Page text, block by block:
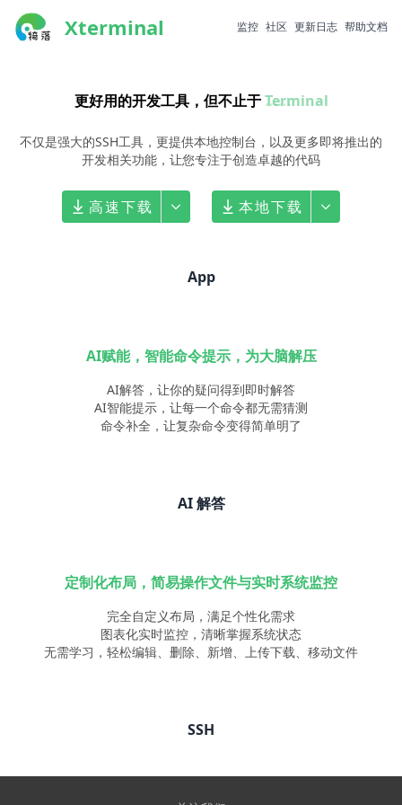
Xterminal 监控 社区 更新日志 帮助文档
更好用的开发工具，但不止于Terminal
......
不仅是强大的SSH工具，更提供本地控制台，以及更多即将推出的
开发相关功能，让您专注于创造卓越的代码
高速下载 本地下载
App
AI赋能，智能命令提示，为大脑解压
AI解答，让你的疑问得到即时解答
AI智能提示，让每一个命令都无需猜测
命令补全，让复杂命令变得简单明了
AI 解答
定制化布局，简易操作文件与实时系统监控
完全自定义布局，满足个性化需求
图表化实时监控，清晰掌握系统状态
无需学习，轻松编辑、删除、新增、上传下载、移动文件
SSH